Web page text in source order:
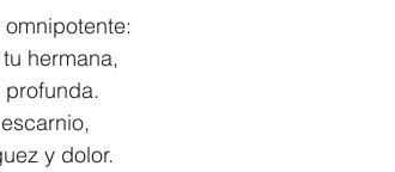
hermana,
profunda.
y dolor.